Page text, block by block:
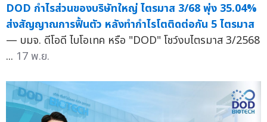
DOD กำไรส่วนของบริษัทใหญ่ ไตรมาส 3/68 พุ่ง 35.04%
ส่งสัญญาณการฟื้นตัว หลังทำกำไรโตติดต่อกัน 5 ไตรมาส
— บมจ. ดีโอดี ไบโอเทค หรือ "DOD" โชว์งบไตรมาส 3/2568
... 17 พ.ย.